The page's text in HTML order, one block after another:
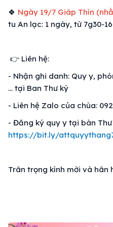
🍀 Ngày 19/7 Giáp Thìn
tu An lạc: 1 ngày, từ 7g30-
👉 Liên hệ:
- Nhận ghi danh: Quy y,
… tại Ban Thư ký
- Liên hệ Zalo của chùa:
- Đăng ký quy y tại bàn
https://bit.ly/
Trân trọng kính mời và hân